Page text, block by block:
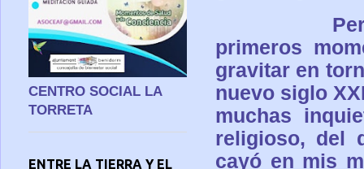
primeros
gravitar en
nuevo siglo
muchas
religioso, del
cayó en mis
CENTRO SOCIAL LA
TORRETA
ENTRE LA TIERRA Y EL